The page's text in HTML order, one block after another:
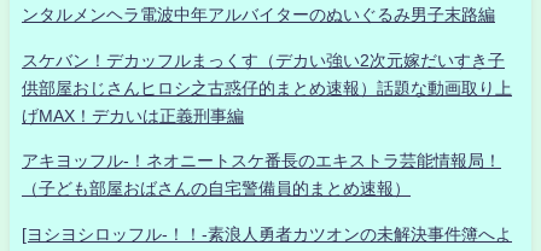
ンタルメンヘラ電波中年アルバイターのぬいぐるみ男子末路編
スケバン！デカッフルまっくす（デカい強い2次元嫁だいすき子
供部屋おじさんヒロシ之古惑仔的まとめ速報）話題な動画取り上
げMAX！デカいは正義刑事編
アキヨッフル-！ネオニートスケ番長のエキストラ芸能情報局！
（子ども部屋おばさんの自宅警備員的まとめ速報）
[ヨシヨシロッフル-！！-素浪人勇者カツオンの未解決事件簿へよ